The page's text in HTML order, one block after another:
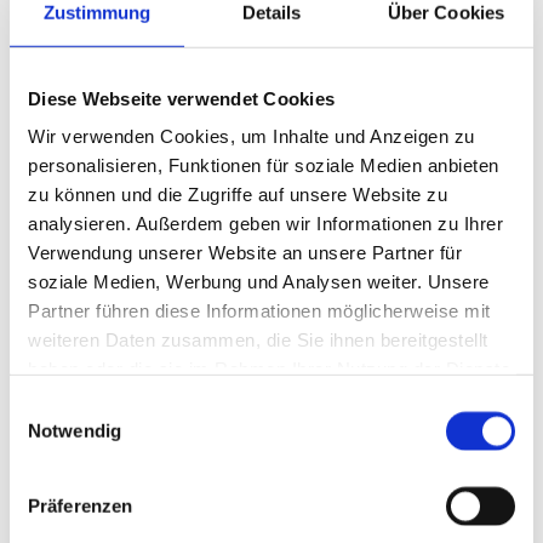
Zustimmung Details Über Cookies
Diese Webseite verwendet Cookies
Wir verwenden Cookies, um Inhalte und Anzeigen zu
personalisieren, Funktionen für soziale Medien anbieten
zu können und die Zugriffe auf unsere Website zu
analysieren. Außerdem geben wir Informationen zu Ihrer
Verwendung unserer Website an unsere Partner für
soziale Medien, Werbung und Analysen weiter. Unsere
Partner führen diese Informationen möglicherweise mit
weiteren Daten zusammen, die Sie ihnen bereitgestellt
Notwendig
Präferenzen
klassische Form der
Friedhof und wirkt auf den
ersten Blick standardisiert. In
der Praxis entstehen jedoch
immer wieder Situationen, in
denen Routine, Übersicht und
Ruhe gefragt sind – etwa
wenn Behörden langsam
reagieren oder
Friedhofsverwaltungen
Genau hier zeigt sich unsere